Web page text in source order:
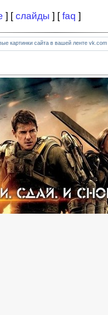
] [слайды ] [faq ]
картинки сайта в вашей ленте vk.com